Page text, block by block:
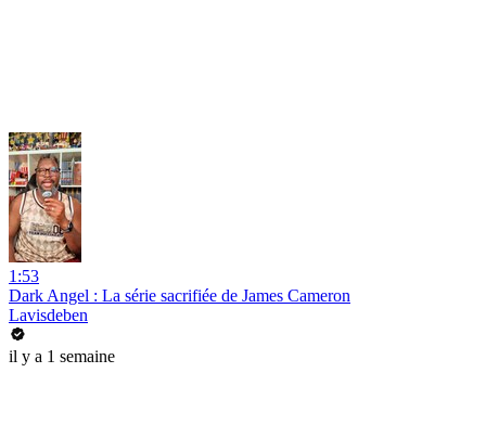
1:53
Dark Angel : La série sacrifiée de James Cameron
Lavisdeben
il y a 1 semaine